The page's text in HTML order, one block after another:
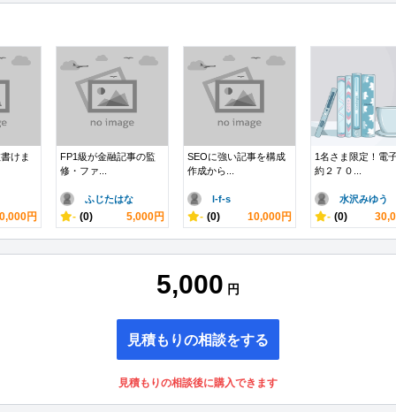
けま
円
FP1級が金融記事の監
修・ファ...
ふじたはな
- (0) 5,000円
SEOに強い記事を構成
作成から...
l-f-s
- (0) 10,000円
1名さま限定！電
約２７０...
水沢みゆう
- (0)
5,000 円
見積もりの相談をする
見積もりの相談後に購入できます